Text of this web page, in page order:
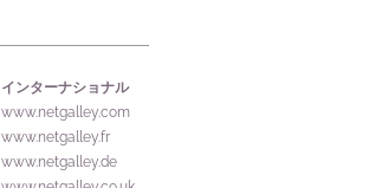
インターナショナル
www.netgalley.com
www.netgalley.fr
www.netgalley.de